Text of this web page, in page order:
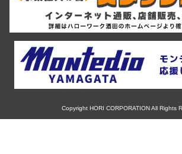
スバル
マツダ
ミツビシ
14インチ
15インチ
ヨコハマ
ダンロップ
Advanti Racing
Copyright HORI CORPORATION All Rights